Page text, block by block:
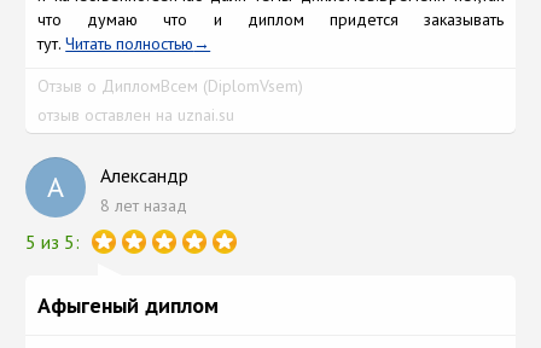
что думаю что и диплом придется заказывать
тут.Читать полностью
Отзыв о ДипломВсем (DiplomVsem)
отзыв оставлен на uznai.su
А Александр
8 лет назад
5 из 5:
Афыгеный диплом